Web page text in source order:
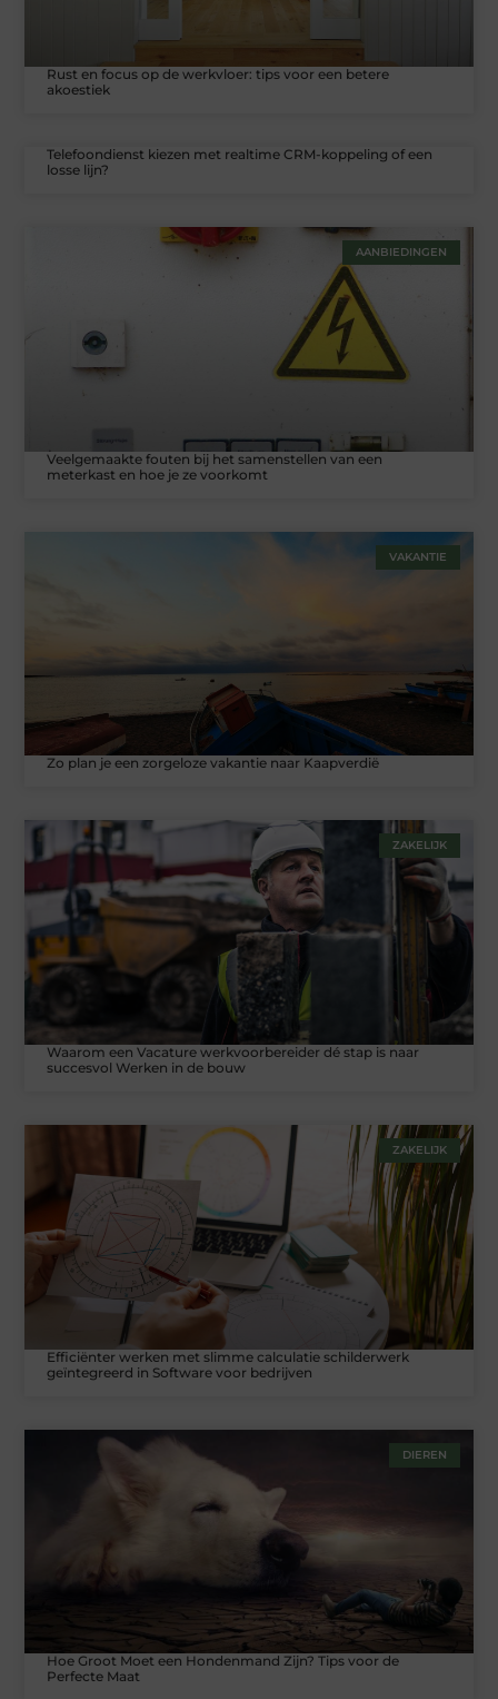
Rust en focus op de werkvloer: tips voor een betere
akoestiek
Telefoondienst kiezen met realtime CRM-koppeling of een
losse lijn?
AANBIEDINGEN
Veelgemaakte fouten bij het samenstellen van een
meterkast en hoe je ze voorkomt
VAKANTIE
Zo plan je een zorgeloze vakantie naar Kaapverdië
ZAKELIJK
Waarom een Vacature werkvoorbereider dé stap is naar
succesvol Werken in de bouw
ZAKELIJK
Efficiënter werken met slimme calculatie schilderwerk
geïntegreerd in Software voor bedrijven
DIEREN
Hoe Groot Moet een Hondenmand Zijn? Tips voor de
Perfecte Maat